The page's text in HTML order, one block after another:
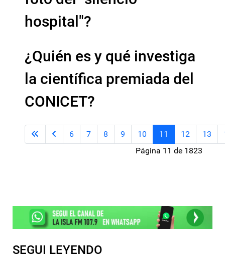
hospital"?
¿Quién es y qué investiga
la científica premiada del
CONICET?
Página 11 de 1823
6 7 8 9 10 11 12 13
SEGUI LEYENDO